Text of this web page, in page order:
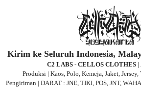
Kirim ke Seluruh Indonesia,
C2 LABS - CELLOS CLOTHES |
Produksi | Kaos, Polo, Kemeja, Jaket,
Pengiriman | DARAT : JNE, TIKI, POS, JNT,